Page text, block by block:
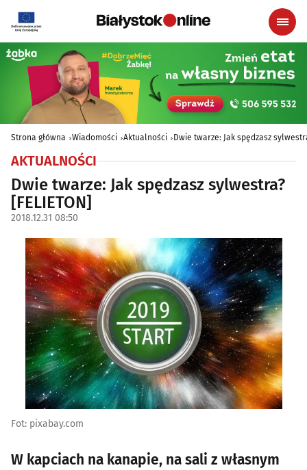
Strona główna Wiadomości Aktualności Dwie twarze: Jak spędzasz
AKTUALNOŚCI
Dwie twarze: Jak spędzasz sylwestra?
[FELIETON]
2018.12.31 08:50
Fot: pixabay.com
W kapciach na kanapie, na sali z własnym